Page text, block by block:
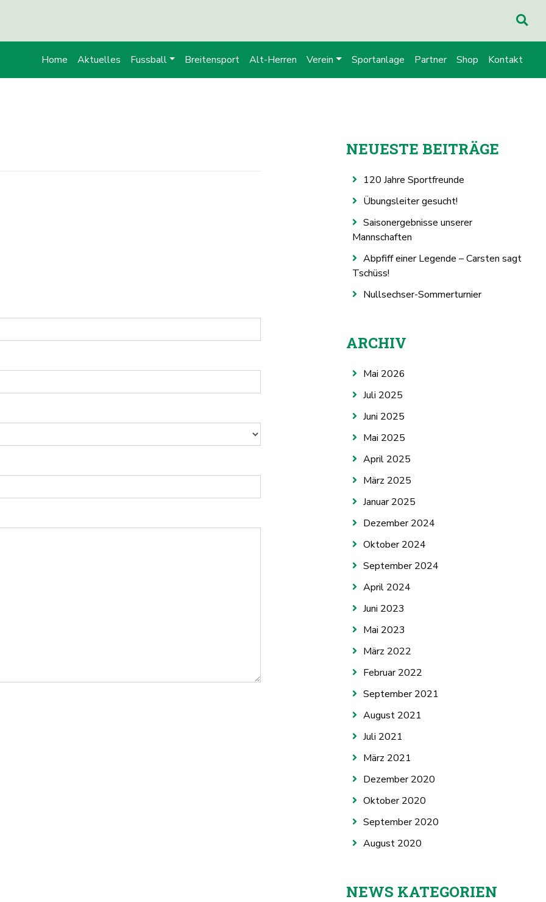
Home Aktuelles Fussball Breitensport Alt-Herren Verein Sportanlage Partner Shop Kontakt
NEUESTE BEITRÄGE
120 Jahre Sportfreunde
Übungsleiter gesucht!
Saisonergebnisse unserer
Mannschaften
Abpfiff einer Legende – Carsten sagt
Tschüss!
Nullsechser-Sommerturnier
ARCHIV
Mai 2026
Juli 2025
Juni 2025
Mai 2025
April 2025
März 2025
Januar 2025
Dezember 2024
Oktober 2024
September 2024
April 2024
Juni 2023
Mai 2023
März 2022
Februar 2022
September 2021
August 2021
Juli 2021
März 2021
Dezember 2020
Oktober 2020
September 2020
August 2020
NEWS KATEGORIEN